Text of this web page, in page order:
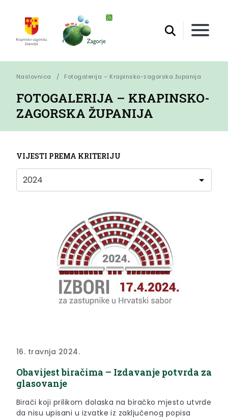
Naslovnica Fotogalerija – Krapinsko-zagorska županija
FOTOGALERIJA – KRAPINSKO-
ZAGORSKA ŽUPANIJA
VIJESTI PREMA KRITERIJU
16. travnja 2024.
Obavijest biračima – Izdavanje potvrda za
glasovanje
Birači koji prilikom dolaska na biračko mjesto utvrde
da nisu upisani u izvatke iz zaključenog popisa